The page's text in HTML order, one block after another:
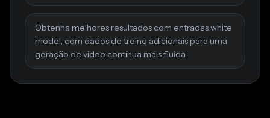
Obtenha melhores resultados com entradas white
model, com dados de treino adicionais para uma
geração de vídeo contínua mais fluida.